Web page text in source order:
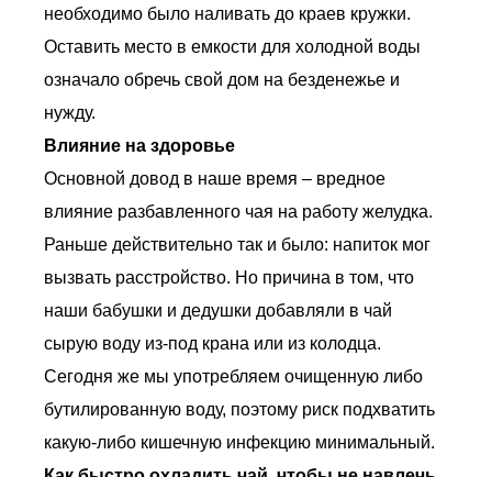
необходимо было наливать до краев кружки.
Оставить место в емкости для холодной воды
означало обречь свой дом на безденежье и
нужду.
Влияние на здоровье
Основной довод в наше время – вредное
влияние разбавленного чая на работу желудка.
Раньше действительно так и было: напиток мог
вызвать расстройство. Но причина в том, что
наши бабушки и дедушки добавляли в чай
сырую воду из-под крана или из колодца.
Сегодня же мы употребляем очищенную либо
бутилированную воду, поэтому риск подхватить
какую-либо кишечную инфекцию минимальный.